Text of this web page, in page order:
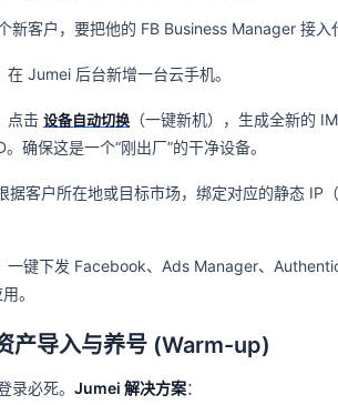
新客户，要把他的 FB Business Manager 接入
在 Jumei 后台新增一台云手机。
点击 设备自动切换 （一键新机），生成全新的
确保这是一个“刚出厂”的干净设备。
据客户所在地或目标市场，绑定对应的静态 IP
一键下发 Facebook、Ads Manager、
。
产导入与养号 (Warm-up)
录必死。 Jumei 解决方案：